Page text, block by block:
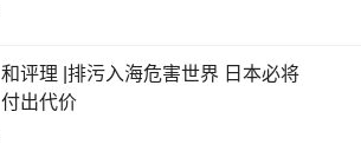
和评理 |排污入海危害世界 日本必将
付出代价